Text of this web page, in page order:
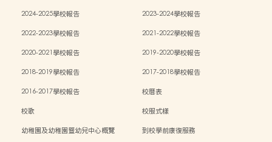
2024-2025學校報告
2023-2024學校報告
2022-2023學校報告
2021-2022學校報告
2020-2021學校報告
2019-2020學校報告
2018-2019學校報告
2017-2018學校報告
2016-2017學校報告
校曆表
校歌
校服式樣
幼稚園及幼稚園暨幼兒中心概覽
到校學前康復服務